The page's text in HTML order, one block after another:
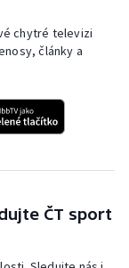
chytré televizi
články a
ČT sport